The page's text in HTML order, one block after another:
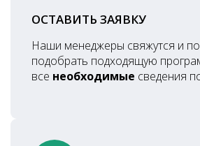
ОСТАВИТЬ ЗАЯВКУ
Наши менеджеры свяжутся и
подобрать подходящую
все необходимые сведения